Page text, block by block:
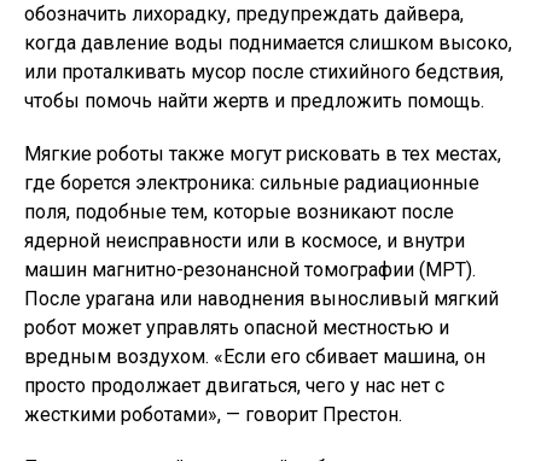
обозначить лихорадку, предупреждать дайвера,
когда давление воды поднимается слишком высоко,
или проталкивать мусор после стихийного бедствия,
чтобы помочь найти жертв и предложить помощь.
Мягкие роботы также могут рисковать в тех местах,
где борется электроника: сильные радиационные
поля, подобные тем, которые возникают после
ядерной неисправности или в космосе, и внутри
машин магнитно-резонансной томографии (МРТ).
После урагана или наводнения выносливый мягкий
робот может управлять опасной местностью и
вредным воздухом. «Если его сбивает машина, он
просто продолжает двигаться, чего у нас нет с
жесткими роботами», — говорит Престон.